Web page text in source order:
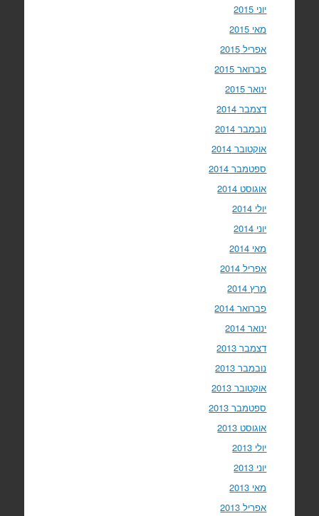
יוני 2015
מאי 2015
אפריל 2015
פברואר 2015
ינואר 2015
דצמבר 2014
נובמבר 2014
אוקטובר 2014
ספטמבר 2014
אוגוסט 2014
יולי 2014
יוני 2014
מאי 2014
אפריל 2014
מרץ 2014
פברואר 2014
ינואר 2014
דצמבר 2013
נובמבר 2013
אוקטובר 2013
ספטמבר 2013
אוגוסט 2013
יולי 2013
יוני 2013
מאי 2013
אפריל 2013